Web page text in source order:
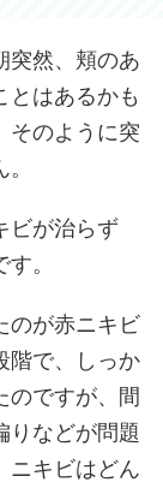
突然、頬のあ
とはあるかも
そのように突
ビが治らず
す。
のが赤ニキビ
階で、しっか
のですが、間
りなどが問題
ニキビはどん